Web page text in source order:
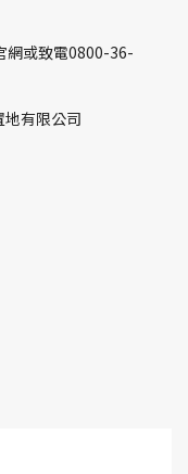
或致電0800-36-
司